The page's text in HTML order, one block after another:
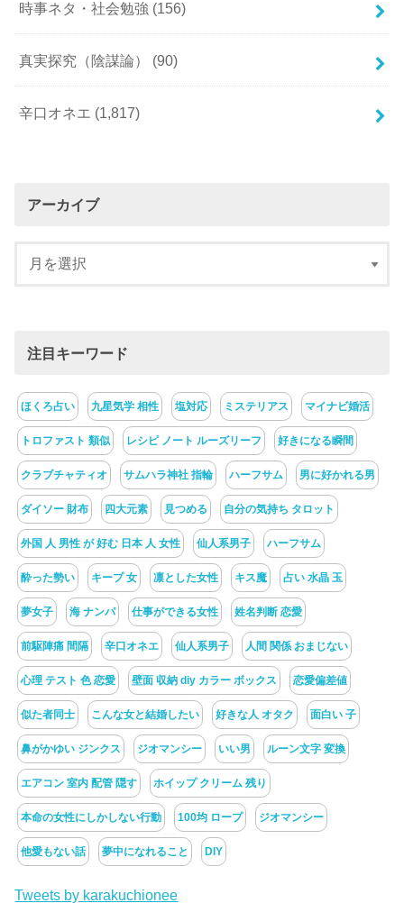
時事ネタ・社会勉強 (156)
真実探究（陰謀論） (90)
辛口オネエ (1,817)
アーカイブ
注目キーワード
ほくろ占い 九星気学 相性 塩対応 ミステリアス マイナビ婚活
トロファスト 類似 レシピ ノート ルーズリーフ 好きになる瞬間
クラブチャティオ サムハラ神社 指輪 ハーフサム 男に好かれる男
ダイソー 財布 四大元素 見つめる 自分の気持ち タロット
外国 人 男性 が 好む 日本 人 女性 仙人系男子 ハーフサム
酔った勢い キープ 女 凛とした女性 キス魔 占い 水晶 玉
夢女子 海 ナンパ 仕事ができる女性 姓名判断 恋愛
前駆陣痛 間隔 辛口オネエ 仙人系男子 人間 関係 おまじない
心理 テスト 色 恋愛 壁面 収納 diy カラー ボックス 恋愛偏差値
似た者同士 こんな女と結婚したい 好きな人 オタク 面白い 子
鼻がかゆい ジンクス ジオマンシー いい男 ルーン文字 変換
エアコン 室内 配管 隠す ホイップ クリーム 残り
本命の女性にしかしない行動 100均 ロープ ジオマンシー
他愛もない話 夢中になれること DIY
Tweets by karakuchionee